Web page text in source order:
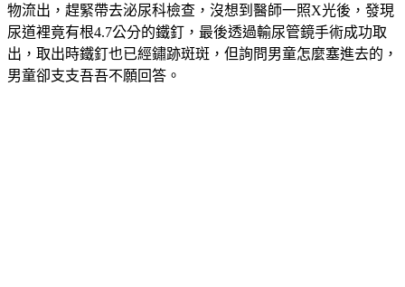
物流出，趕緊帶去泌尿科檢查，沒想到醫師一照X光後，發現
尿道裡竟有根4.7公分的鐵釘，最後透過輸尿管鏡手術成功取
出，取出時鐵釘也已經鏽跡斑斑，但詢問男童怎麼塞進去的，
男童卻支支吾吾不願回答。